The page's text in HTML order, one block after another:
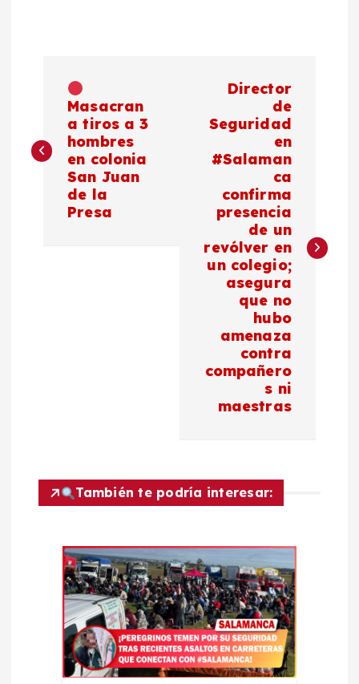
v
e
Masacran
a tiros a 3
hombres
en colonia
San Juan
de la
Presa
Director
de
Seguridad
en
#Salaman
ca
confirma
presencia
de un
revólver en
un colegio;
asegura
que no
hubo
amenaza
contra
compañero
s ni
maestras
También te podría interesar: